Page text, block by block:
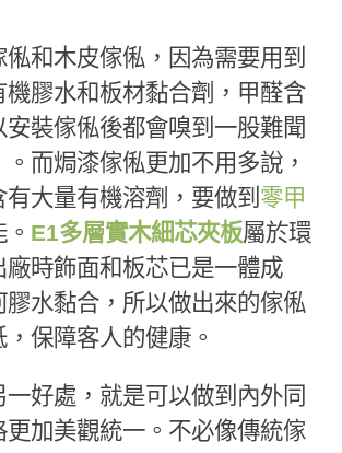
和木皮傢俬，因為需要用到
機膠水和板材黏合劑，甲醛含
裝傢俬後都會嗅到一股難聞
而焗漆傢俬更加不用多說，
大量有機溶劑，要做到 零甲
E1多層實木細芯夾板屬於環
時飾面和板芯已是一體成
膠水黏合，所以做出來的傢俬
保障客人的健康。
一好處，就是可以做到內外同
更加美觀統一。不必像傳統傢